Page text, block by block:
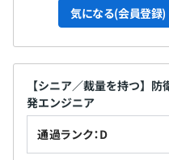
気になる(会員登録)
【シニア／裁量を持つ】
発エンジニア
通過ランク：D